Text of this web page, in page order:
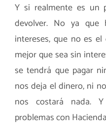
Y si realmente es un
devolver. No ya que
intereses, que no es
mejor que sea sin
se tendrá que pagar
nos deja el dinero, ni
nos costará nada.
problemas con